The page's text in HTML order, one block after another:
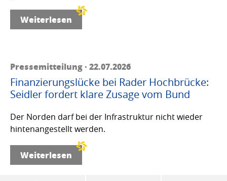
Weiterlesen
Pressemitteilung · 22.07.2026
Finanzierungslücke bei Rader Hochbrücke:
Seidler fordert klare Zusage vom Bund
Der Norden darf bei der Infrastruktur nicht wieder
hintenangestellt werden.
Weiterlesen